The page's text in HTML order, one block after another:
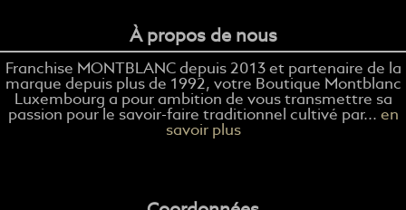
À propos de nous
Franchise MONTBLANC depuis 2013 et partenaire de la
marque depuis plus de 1992, votre Boutique Montblanc
Luxembourg a pour ambition de vous transmettre sa
passion pour le savoir-faire traditionnel cultivé par... en
savoir plus